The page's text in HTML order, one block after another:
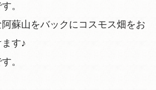
。
蘇山をバックにコスモス畑をお
す♪
。